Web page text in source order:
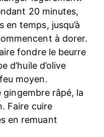
20 minutes,
en temps, jusqu’à
à dorer.
fondre le beurre
d’huile d’olive
moyen.
gingembre râpé, la
Faire cuire
en remuant